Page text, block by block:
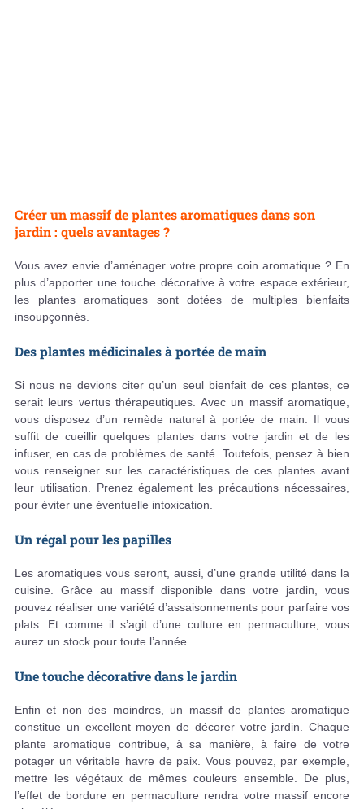
Créer un massif de plantes aromatiques dans son
jardin : quels avantages ?
Vous avez envie d’aménager votre propre coin aromatique ? En
plus d’apporter une touche décorative à votre espace extérieur,
les plantes aromatiques sont dotées de multiples bienfaits
insoupçonnés.
Des plantes médicinales à portée de main
Si nous ne devions citer qu’un seul bienfait de ces plantes, ce
serait leurs vertus thérapeutiques. Avec un massif aromatique,
vous disposez d’un remède naturel à portée de main. Il vous
suffit de cueillir quelques plantes dans votre jardin et de les
infuser, en cas de problèmes de santé. Toutefois, pensez à bien
vous renseigner sur les caractéristiques de ces plantes avant
leur utilisation. Prenez également les précautions nécessaires,
pour éviter une éventuelle intoxication.
Un régal pour les papilles
Les aromatiques vous seront, aussi, d’une grande utilité dans la
cuisine. Grâce au massif disponible dans votre jardin, vous
pouvez réaliser une variété d’assaisonnements pour parfaire vos
plats. Et comme il s’agit d’une culture en permaculture, vous
aurez un stock pour toute l’année.
Une touche décorative dans le jardin
Enfin et non des moindres, un massif de plantes aromatique
constitue un excellent moyen de décorer votre jardin. Chaque
plante aromatique contribue, à sa manière, à faire de votre
potager un véritable havre de paix. Vous pouvez, par exemple,
mettre les végétaux de mêmes couleurs ensemble. De plus,
l’effet de bordure en permaculture rendra votre massif encore